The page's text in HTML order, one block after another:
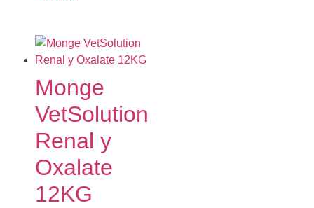
Monge
VetSolution
Renal y
Oxalate
12KG